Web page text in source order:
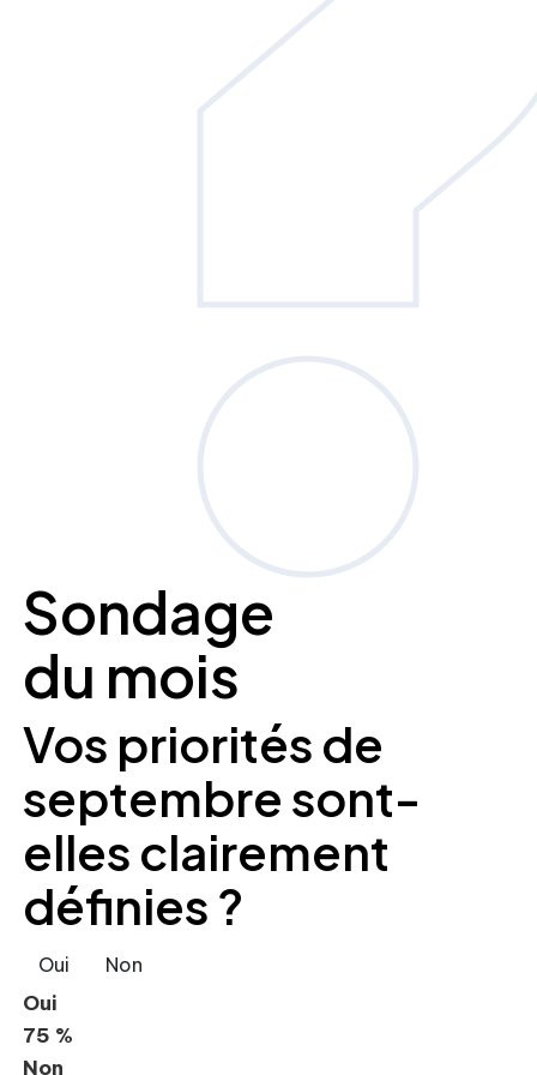
Sondage
du mois
Vos priorités de
septembre sont-
elles clairement
définies ?
Oui Non
Oui
75 %
Non